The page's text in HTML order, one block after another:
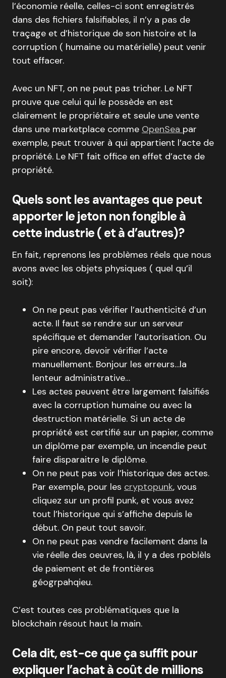
l’économie réelle, celles-ci sont enregistrés
dans des fichiers falsifiables, il n’y a pas de
traçage et d’historique de son histoire et la
corruption ( humaine ou matérielle) peut venir
tout effacer.
Avec un NFT, on ne peut pas tricher. Le NFT
prouve que celui qui le possède en est
clairement le propriétaire et seule une vente
dans une marketplace comme OpenSea par
exemple, peut trouver à qui appartient l’acte de
propriété. Le NFT fait office en effet d’acte de
propriété.
Quels sont les avantages que peut
apporter le jeton non fongible à
cette industrie ( et à d’autres)?
En fait, reprenons les problèmes réels que nous
avons avec les objets physiques ( quel qu’il
soit):
On ne peut pas vérifier l’authenticité d’un
acte. Il faut se rendre sur un serveur
spécifique et demander l’autorisation. Ou
pire encore, devoir vérifier l’acte
manuellement. Bonjour les erreurs…la
lenteur administrative…
Les actes peuvent être largement falsifiés
avec la corruption humaine ou avec la
destruction matérielle. Si un acte de
propriété est certifié sur un papier, comme
un diplôme par exemple, un incendie peut
faire disparaitre le diplôme.
On ne peut pas voir l’historique des actes.
Par exemple, pour les cryptopunk, vous
cliquez sur un profil punk, et vous avez
tout l’historique qui s’affiche depuis le
début. On peut tout savoir.
On ne peut pas vendre facilement dans la
vie réelle des oeuvres, là, il y a des rpoblèls
de paiement et de frontières
géogrpahqieu.
C’est toutes ces problématiques que la
blockchain résout haut la main.
Cela dit, est-ce que ça suffit pour
expliquer l’achat à coût de millions